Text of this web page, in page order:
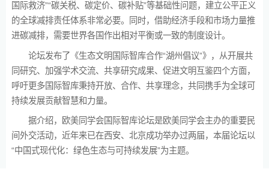
国际救济”“碳关税、碳定价、碳补贴”等基础性问题，建立公平正义
的全球减排责任体系非常必要。同时，借助经济手段和市场力量推
进碳减排，需要世界各国作出相对平衡或一致的制度设计。
论坛发布了《生态文明国际智库合作“湖州倡议”》，从开展共
同研究、加强学术交流、共享研究成果、促进文明互鉴四个方面，
呼吁更多国际智库秉持开放、合作、共享理念，共同携手为全球可
持续发展贡献智慧和力量。
据介绍，欧美同学会国际智库论坛是欧美同学会主办的重要民
间外交活动，近年来已在西安、北京成功举办过两届，本届论坛以
“中国式现代化：绿色生态与可持续发展”为主题。